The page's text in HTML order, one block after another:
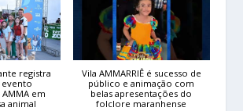
registra
evento
em
animal
Vila AMMARRIÊ é sucesso de
público e animação com
belas apresentações do
folclore maranhense